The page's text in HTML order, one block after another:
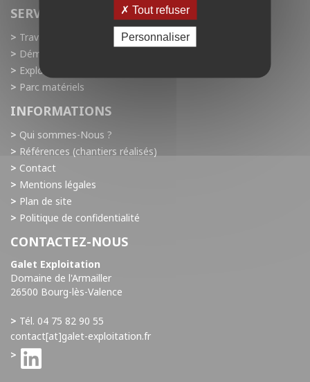
SERVICES
Travaux publics
Démolition
Exploitation de carrière
Parc matériels
INFORMATIONS
Qui sommes-Nous ?
Références (chantiers réalisés)
Contact
Mentions légales
Plan de site
Politique de confidentialité
CONTACTEZ-NOUS
Galet Exploitation
Domaine de l'Armailler
26500 Bourg-lès-Valence
Tél. 04 75 82 90 55
contact[at]galet-exploitation.fr
Tout refuser
Personnaliser